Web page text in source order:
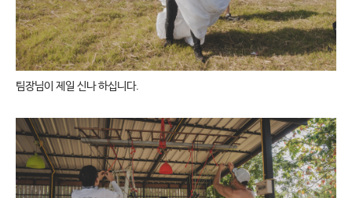
팀장님이 제일 신나 하십니다.